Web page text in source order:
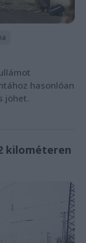
hasonlóan
jöhet.
kilométeren